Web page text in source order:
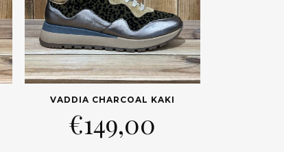
VADDIA CHARCOAL KAKI
€149,00